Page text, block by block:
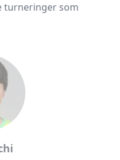
turneringer som